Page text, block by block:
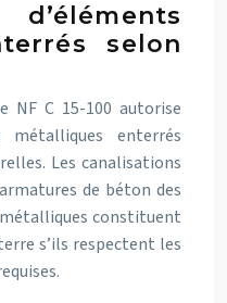
d’éléments
selon
NF C 15-100 autorise
enterrés
Les canalisations
de béton des
constituent
s’ils respectent les